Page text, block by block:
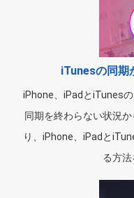
iTunesの同期
iPhone、iPadとiTunes
同期を終わらない状況
り、iPhone、iPadと
る方法